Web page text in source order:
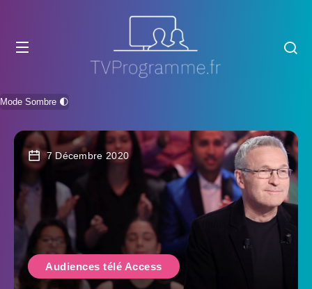
Mode Sombre 🌓
7 Décembre 2020
Audiences télé Access